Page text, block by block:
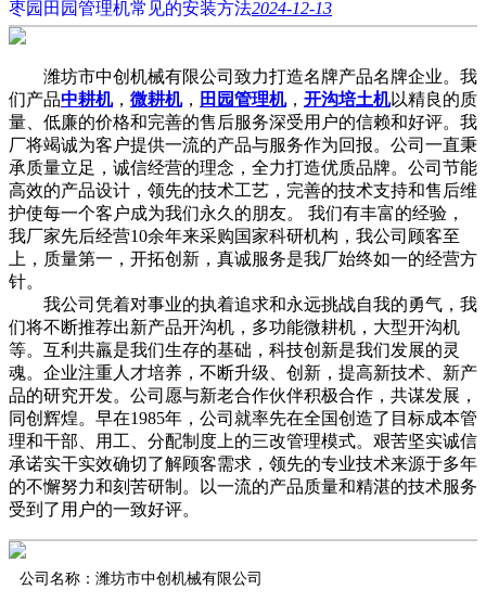
枣园田园管理机常见的安装方法2024-12-13
潍坊市中创机械有限公司致力打造名牌产品名牌企业。我
们产品中耕机， 微耕机， 田园管理机， 开沟培土机以精良的质
量、低廉的价格和完善的售后服务深受用户的信赖和好评。我
厂将竭诚为客户提供一流的产品与服务作为回报。公司一直秉
承质量立足，诚信经营的理念，全力打造优质品牌。公司节能
高效的产品设计，领先的技术工艺，完善的技术支持和售后维
护使每一个客户成为我们永久的朋友。 我们有丰富的经验，
我厂家先后经营10余年来采购国家科研机构，我公司顾客至
上，质量第一，开拓创新，真诚服务是我厂始终如一的经营方
针。
我公司凭着对事业的执着追求和永远挑战自我的勇气，我
们将不断推荐出新产品开沟机，多功能微耕机，大型开沟机
等。互利共羸是我们生存的基础，科技创新是我们发展的灵
魂。企业注重人才培养，不断升级、创新，提高新技术、新产
品的研究开发。公司愿与新老合作伙伴积极合作，共谋发展，
同创辉煌。早在1985年，公司就率先在全国创造了目标成本管
理和干部、用工、分配制度上的三改管理模式。艰苦坚实诚信
承诺实干实效确切了解顾客需求，领先的专业技术来源于多年
的不懈努力和刻苦研制。以一流的产品质量和精湛的技术服务
受到了用户的一致好评。
公司名称：潍坊市中创机械有限公司